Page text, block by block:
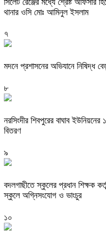
থানার ওসি মোঃ আমিনুল ইসলাম
৭
মদনে প্রশাসনের অভিযানে নিষিদ্ধ
৮
নরসিংদীর শিবপুরের বাঘাব
বিতরণ
৯
বদলগাছীতে স্কুলের প্রধান শিক্ষক
স্কুলে অগ্নিসংযোগ ও ভাংচুর
১০